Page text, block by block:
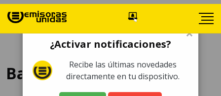
Banco Mundia
×
¿Activar notificaciones?
Recibe las últimas novedades
directamente en tu dispositivo.